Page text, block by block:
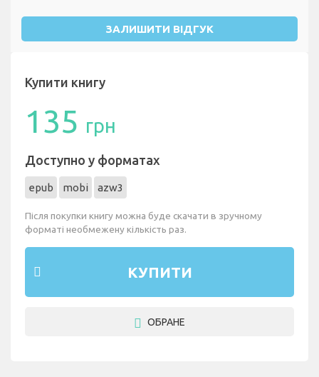
ЗАЛИШИТИ ВІДГУК
Купити книгу
135 грн
Доступно у форматах
epub mobi azw3
Після покупки книгу можна буде скачати в зручному
форматі необмежену кількість раз.
КУПИТИ
ОБРАНЕ